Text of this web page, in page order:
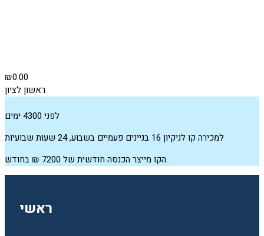
₪0.00
ראשון לציון
לפני 4300 ימים
למכירה קו לניקיון 16 בניינים פעמיים בשבוע, 24 שעות שבועיות
הקו מייצר הכנסה חודשית של 7200 ₪ בחודש.
ראשי